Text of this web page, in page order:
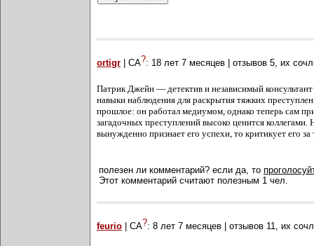
ortigr | СА?: 18 лет 7 месяцев | отзывов 5, их
Патрик Джейн — детектив и независимый
навыки наблюдения для раскрытия тяжких
прошлое: он работал медиумом, однако теперь сам
загадочных преступлений высоко ценится
вынужденно признает его успехи, то критикует его
полезен ли комментарий? если да, то
Этот комментарий считают полезным 1 чел.
feurio | СА?: 8 лет 7 месяцев | отзывов 11, их